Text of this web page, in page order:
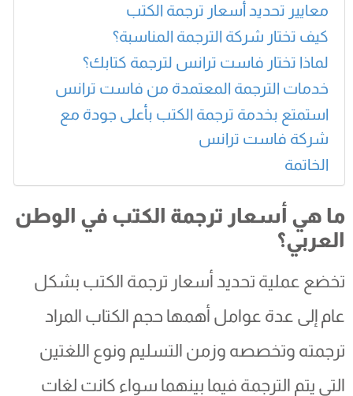
معايير تحديد أسعار ترجمة الكتب
كيف تختار شركة الترجمة المناسبة؟
لماذا تختار فاست ترانس لترجمة كتابك؟
خدمات الترجمة المعتمدة من فاست ترانس
استمتع بخدمة ترجمة الكتب بأعلى جودة مع
شركة فاست ترانس
الخاتمة
ما هي أسعار ترجمة الكتب في الوطن
العربي؟
تخضع عملية تحديد أسعار ترجمة الكتب بشكل
عام إلى عدة عوامل أهمها حجم الكتاب المراد
ترجمته وتخصصه وزمن التسليم ونوع اللغتين
التي يتم الترجمة فيما بينهما سواء كانت لغات